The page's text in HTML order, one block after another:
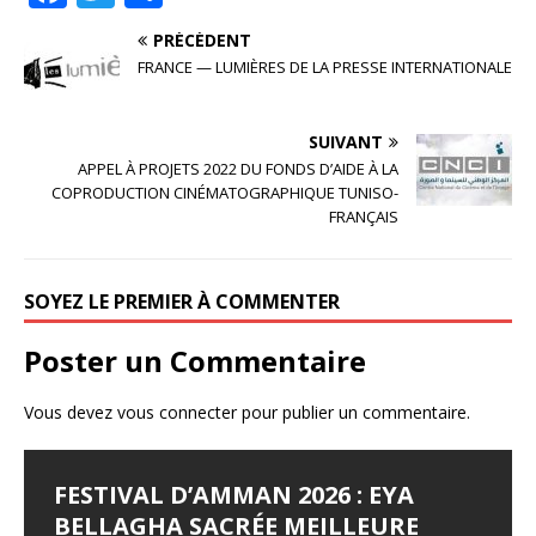
c
o
w
it
ar
ta
r
PRÉCÉDENT
FRANCE — LUMIÈRES DE LA PRESSE INTERNATIONALE
SUIVANT
APPEL À PROJETS 2022 DU FONDS D’AIDE À LA
COPRODUCTION CINÉMATOGRAPHIQUE TUNISO-
FRANÇAIS
SOYEZ LE PREMIER À COMMENTER
Poster un Commentaire
Vous devez vous connecterpour publier un commentaire.
FESTIVAL D’AMMAN 2026 : EYA
BELLAGHA SACRÉE MEILLEURE
LES JOURNÉES
CINÉMATOGRAPHIQUES DE
LE SYNDROME DE DJAMILA
JALILA BORHANE
BABOUNA BEN AYED